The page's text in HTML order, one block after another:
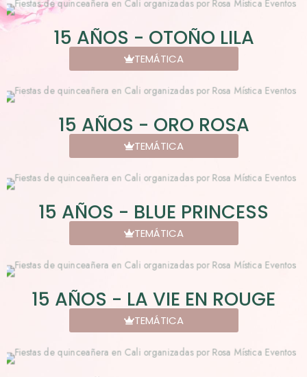
15 AÑOS - OTOÑO LILA
TEMÁTICA
15 AÑOS - ORO ROSA
TEMÁTICA
15 AÑOS - BLUE PRINCESS
TEMÁTICA
15 AÑOS - LA VIE EN ROUGE
TEMÁTICA